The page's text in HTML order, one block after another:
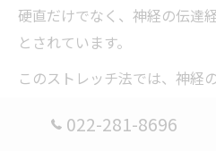
硬直だけでなく、神経の伝達
とされています。
このストレッチ法では、神経
からの指令がスムーズに伝わ
なストレッチよりも長期的な
022-281-8696